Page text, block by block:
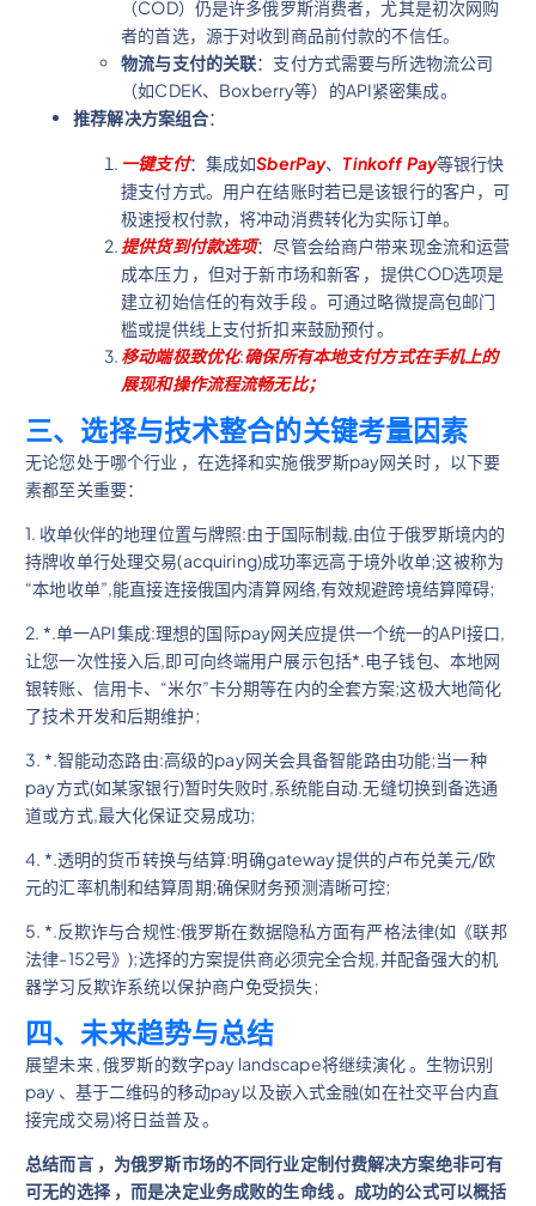
（COD）仍是许多俄罗斯消费者，尤其是初次网购
者的首选，源于对收到商品前付款的不信任。
物流与支付的关联：支付方式需要与所选物流公司
（如CDEK、Boxberry等）的API紧密集成。
推荐解决方案组合：
一键支付：集成如SberPay、 Tinkoff Pay等银行快
捷支付方式。用户在结账时若已是该银行的客户，可
极速授权付款，将冲动消费转化为实际订单。
提供货到付款选项：尽管会给商户带来现金流和运营
成本压力 ，但对于新市场和新客 ，提供COD选项是
建立初始信任的有效手段 。可通过略微提高包邮门
槛或提供线上支付折扣来鼓励预付 。
移动端极致优化:确保所有本地支付方式在手机上的
展现和操作流程流畅无比；
三、选择与技术整合的关键考量因素
无论您处于哪个行业 ，在选择和实施俄罗斯pay网关时 ，以下要
素都至关重要：
1. 收单伙伴的地理位置与牌照:由于国际制裁,由位于俄罗斯境内的
持牌收单行处理交易(acquiring)成功率远高于境外收单;这被称为
“本地收单”,能直接连接俄国内清算网络,有效规避跨境结算障碍;
2. *.单一API集成:理想的国际pay网关应提供一个统一的API接口,
让您一次性接入后,即可向终端用户展示包括*.电子钱包、本地网
银转账、信用卡、“米尔”卡分期等在内的全套方案;这极大地简化
了技术开发和后期维护;
3. *.智能动态路由:高级的pay网关会具备智能路由功能;当一种
pay方式(如某家银行)暂时失败时,系统能自动.无缝切换到备选通
道或方式,最大化保证交易成功;
4. *.透明的货币转换与结算:明确gateway提供的卢布兑美元/欧
元的汇率机制和结算周期;确保财务预测清晰可控;
5. *.反欺诈与合规性:俄罗斯在数据隐私方面有严格法律(如《联邦
法律-152号》);选择的方案提供商必须完全合规,并配备强大的机
器学习反欺诈系统以保护商户免受损失;
四、未来趋势与总结
展望未来 , 俄罗斯的数字pay landscape将继续演化 。生物识别
pay 、基于二维码的移动pay以及嵌入式金融(如在社交平台内直
接完成交易)将日益普及 。
总结而言 ，为俄罗斯市场的不同行业定制付费解决方案绝非可有
可无的选择 ，而是决定业务成败的生命线 。成功的公式可以概括